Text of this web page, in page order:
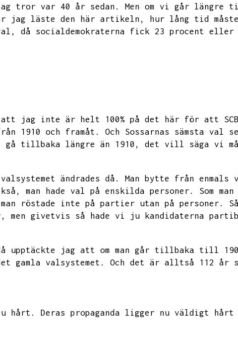
tror var 40 år sedan.
Men om vi går längre
jag läste den här artikeln,
hur lång tid
då socialdemokraterna fick 23 procent eller
att jag inte är helt 100% på det här för att
1910 och framåt.
Och Sossarnas sämsta val
gå tillbaka längre än 1910,
det vill säga vi
ändrades då.
Man bytte från
man hade val på enskilda personer.
Som
röstade inte på partier utan på personer.
men givetvis så hade vi ju kandidaterna
upptäckte jag att om man går tillbaka till
gamla valsystemet.
Och det är alltså 112 år
hårt.
Deras propaganda ligger nu väldigt hårt